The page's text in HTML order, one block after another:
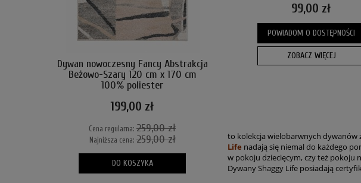
Dywan nowoczesny Fancy Abstrakcja
Beżowo-Szary 120 cm x 170 cm
100% poliester
199,00 zł
Cena regularna: 259,00 zł
Najniższa cena:259,00 zł
DO KOSZYKA
99,00 zł
POWIADOM O DOSTĘPNOŚCI
ZOBACZ WIĘCEJ
to kolekcja wielobarwnych dywanów
Life nadają się niemal do każdego
w pokoju dziecięcym, czy też pokoju
Dywany Shaggy Life posiadają